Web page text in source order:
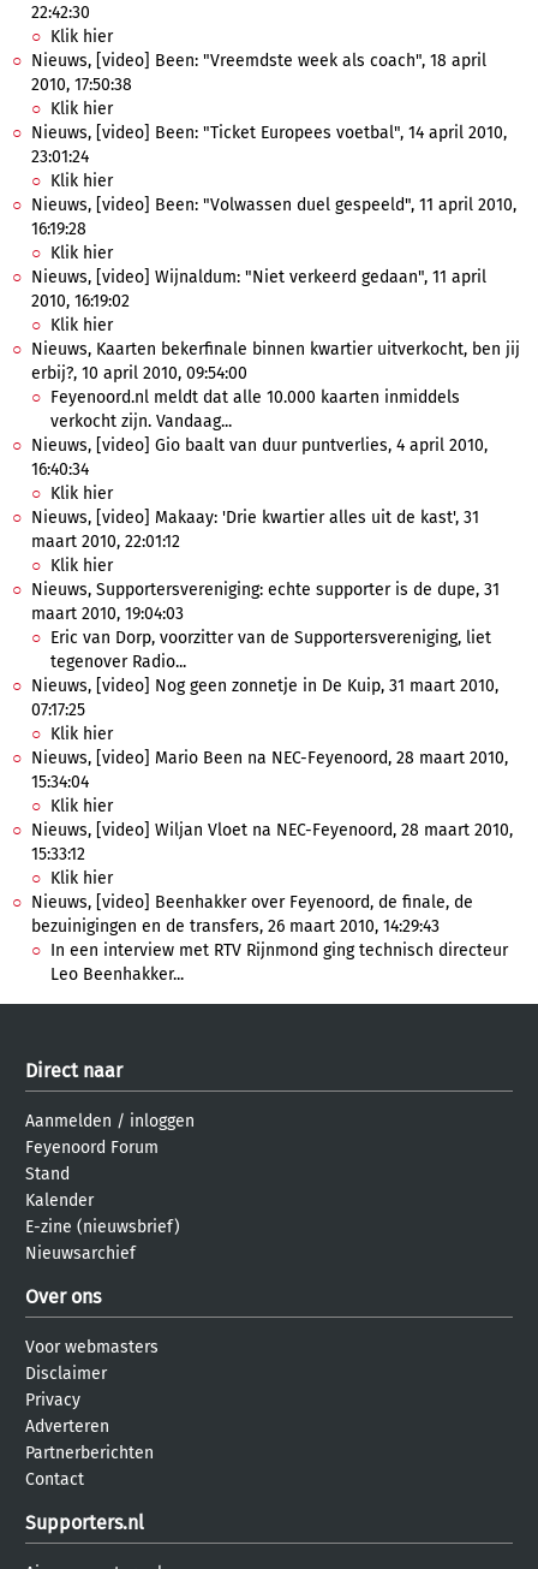
22:42:30
Klik hier
Nieuws, [video] Been: "Vreemdste week als coach", 18 april
2010, 17:50:38
Klik hier
Nieuws, [video] Been: "Ticket Europees voetbal", 14 april 2010,
23:01:24
Klik hier
Nieuws, [video] Been: "Volwassen duel gespeeld", 11 april 2010,
16:19:28
Klik hier
Nieuws, [video] Wijnaldum: "Niet verkeerd gedaan", 11 april
2010, 16:19:02
Klik hier
Nieuws, Kaarten bekerfinale binnen kwartier uitverkocht, ben jij
erbij?, 10 april 2010, 09:54:00
Feyenoord.nl meldt dat alle 10.000 kaarten inmiddels
verkocht zijn. Vandaag...
Nieuws, [video] Gio baalt van duur puntverlies, 4 april 2010,
16:40:34
Klik hier
Nieuws, [video] Makaay: 'Drie kwartier alles uit de kast', 31
maart 2010, 22:01:12
Klik hier
Nieuws, Supportersvereniging: echte supporter is de dupe, 31
maart 2010, 19:04:03
Eric van Dorp, voorzitter van de Supportersvereniging, liet
tegenover Radio...
Nieuws, [video] Nog geen zonnetje in De Kuip, 31 maart 2010,
07:17:25
Klik hier
Nieuws, [video] Mario Been na NEC-Feyenoord, 28 maart 2010,
15:34:04
Klik hier
Nieuws, [video] Wiljan Vloet na NEC-Feyenoord, 28 maart 2010,
15:33:12
Klik hier
Nieuws, [video] Beenhakker over Feyenoord, de finale, de
bezuinigingen en de transfers, 26 maart 2010, 14:29:43
In een interview met RTV Rijnmond ging technisch directeur
Leo Beenhakker...
Direct naar
Aanmelden / inloggen
Feyenoord Forum
Stand
Kalender
E-zine (nieuwsbrief)
Nieuwsarchief
Over ons
Voor webmasters
Disclaimer
Privacy
Adverteren
Partnerberichten
Contact
Supporters.nl